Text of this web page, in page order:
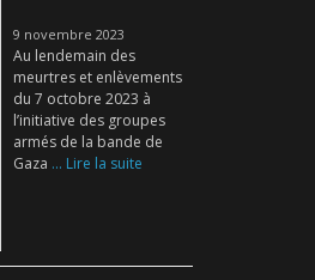
9 novembre 2023
Au lendemain des
meurtres et enlèvements
du 7 octobre 2023 à
l’initiative des groupes
armés de la bande de
Gaza ... Lire la suite